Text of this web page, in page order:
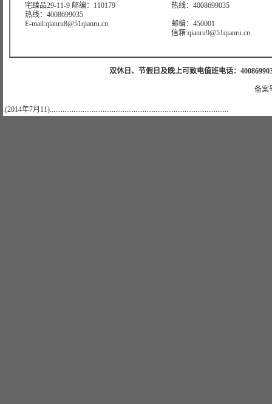
宅臻品29-11-9 邮编：110179
热线：4008699035
E-mail:qianru8@51qianru.cn
热线：4008699035
邮编：450001
信箱:qianru9@51qianru.cn
双休日、节假日及晚上可致电值班电话：
备案
.(2014年7月11)..................................................................................................